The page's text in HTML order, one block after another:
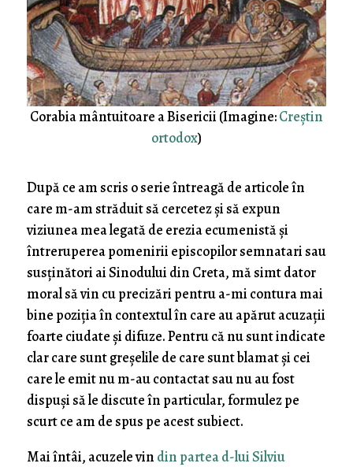
Corabia mântuitoare a Bisericii (Imagine:Creștin
ortodox)
După ce am scris o serie întreagă de articole în
care m-am străduit să cercetez și să expun
viziunea mea legată de erezia ecumenistă și
întreruperea pomenirii episcopilor semnatari sau
susținători ai Sinodului din Creta, mă simt dator
moral să vin cu precizări pentru a-mi contura mai
bine poziția în contextul în care au apărut acuzații
foarte ciudate și difuze. Pentru că nu sunt indicate
clar care sunt greșelile de care sunt blamat și cei
care le emit nu m-au contactat sau nu au fost
dispuși să le discute în particular, formulez pe
scurt ce am de spus pe acest subiect.
Mai întâi, acuzele vin din partea d-lui Silviu